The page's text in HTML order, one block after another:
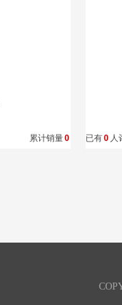
累计销量0 已有0 人